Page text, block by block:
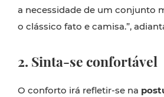
a necessidade de um conjunto
o clássico fato e camisa.”,
2. Sinta-se confortável
O conforto irá refletir-se na